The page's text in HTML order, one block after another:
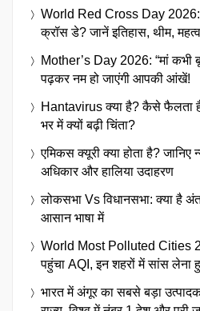
World Red Cross Day 2026:
क्रॉस डे? जानें इतिहास, थीम, महत्व
Mother’s Day 2026: “मां कभी
पढ़कर नम हो जाएंगी आपकी आंखें!
Hantavirus क्या है? कैसे फैलता
भर में क्यों बढ़ी चिंता?
एमिकस क्यूरी क्या होता है? जानिए
अधिकार और हालिया उदाहरण
लोकसभा Vs विधानसभा: क्या है
आसान भाषा में
World Most Polluted Cities
पहुंचा AQI, इन शहरों में सांस लेना
भारत में अंगूर का सबसे बड़ा